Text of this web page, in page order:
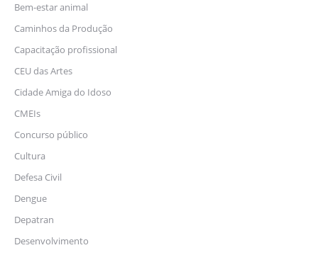
Bem-estar animal
Caminhos da Produção
Capacitação profissional
CEU das Artes
Cidade Amiga do Idoso
CMEIs
Concurso público
Cultura
Defesa Civil
Dengue
Depatran
Desenvolvimento